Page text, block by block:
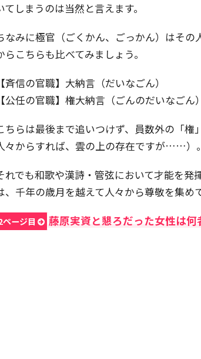
てしまうのは当然と言えます。
なみに極官（ごくかん、ごっかん）はそ
らこちらも比べてみましょう。
【斉信の官職】大納言（だいなごん）
【公任の官職】権大納言（ごんのだいなごん）
ちらは最後まで追いつけず、員数外の「
々からすれば、雲の上の存在ですが……）。
れでも和歌や漢詩・管弦において才能を
、千年の歳月を越えて人々から尊敬を集め
ページ目 藤原実資と懇ろだった女性は何